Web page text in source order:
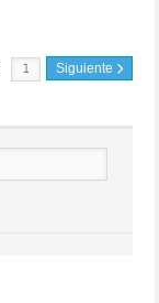
Siguiente